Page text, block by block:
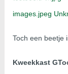
images.jpeg
Toch een beetje
Kweekkast